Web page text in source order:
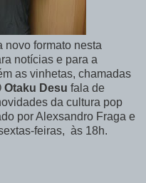
novo formato nesta
notícias e para a
as vinhetas, chamadas
Otaku Desu fala de
da cultura pop
por Alexsandro Fraga e
feiras, às 18h.